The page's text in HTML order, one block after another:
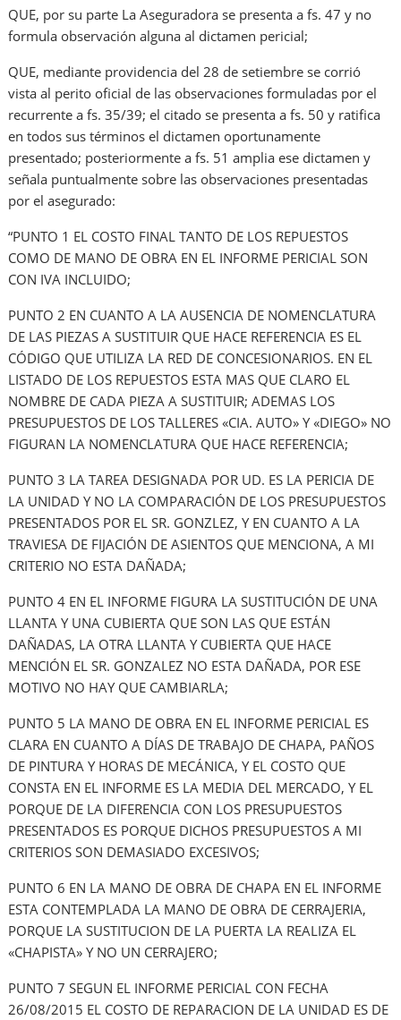
QUE, por su parte La Aseguradora se presenta a fs. 47 y no
formula observación alguna al dictamen pericial;
QUE, mediante providencia del 28 de setiembre se corrió
vista al perito oficial de las observaciones formuladas por el
recurrente a fs. 35/39; el citado se presenta a fs. 50 y ratifica
en todos sus términos el dictamen oportunamente
presentado; posteriormente a fs. 51 amplia ese dictamen y
señala puntualmente sobre las observaciones presentadas
por el asegurado:
“PUNTO 1 EL COSTO FINAL TANTO DE LOS REPUESTOS
COMO DE MANO DE OBRA EN EL INFORME PERICIAL SON
CON IVA INCLUIDO;
PUNTO 2 EN CUANTO A LA AUSENCIA DE NOMENCLATURA
DE LAS PIEZAS A SUSTITUIR QUE HACE REFERENCIA ES EL
CÓDIGO QUE UTILIZA LA RED DE CONCESIONARIOS. EN EL
LISTADO DE LOS REPUESTOS ESTA MAS QUE CLARO EL
NOMBRE DE CADA PIEZA A SUSTITUIR; ADEMAS LOS
PRESUPUESTOS DE LOS TALLERES «CIA. AUTO» Y «DIEGO» NO
FIGURAN LA NOMENCLATURA QUE HACE REFERENCIA;
PUNTO 3 LA TAREA DESIGNADA POR UD. ES LA PERICIA DE
LA UNIDAD Y NO LA COMPARACIÓN DE LOS PRESUPUESTOS
PRESENTADOS POR EL SR. GONZLEZ, Y EN CUANTO A LA
TRAVIESA DE FIJACIÓN DE ASIENTOS QUE MENCIONA, A MI
CRITERIO NO ESTA DAÑADA;
PUNTO 4 EN EL INFORME FIGURA LA SUSTITUCIÓN DE UNA
LLANTA Y UNA CUBIERTA QUE SON LAS QUE ESTÁN
DAÑADAS, LA OTRA LLANTA Y CUBIERTA QUE HACE
MENCIÓN EL SR. GONZALEZ NO ESTA DAÑADA, POR ESE
MOTIVO NO HAY QUE CAMBIARLA;
PUNTO 5 LA MANO DE OBRA EN EL INFORME PERICIAL ES
CLARA EN CUANTO A DÍAS DE TRABAJO DE CHAPA, PAÑOS
DE PINTURA Y HORAS DE MECÁNICA, Y EL COSTO QUE
CONSTA EN EL INFORME ES LA MEDIA DEL MERCADO, Y EL
PORQUE DE LA DIFERENCIA CON LOS PRESUPUESTOS
PRESENTADOS ES PORQUE DICHOS PRESUPUESTOS A MI
CRITERIOS SON DEMASIADO EXCESIVOS;
PUNTO 6 EN LA MANO DE OBRA DE CHAPA EN EL INFORME
ESTA CONTEMPLADA LA MANO DE OBRA DE CERRAJERIA,
PORQUE LA SUSTITUCION DE LA PUERTA LA REALIZA EL
«CHAPISTA» Y NO UN CERRAJERO;
PUNTO 7 SEGUN EL INFORME PERICIAL CON FECHA
26/08/2015 EL COSTO DE REPARACION DE LA UNIDAD ES DE